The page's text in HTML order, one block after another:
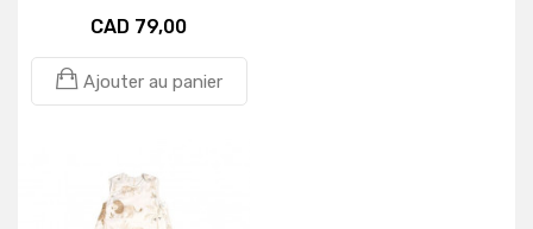
CAD 79,00
Ajouter au panier